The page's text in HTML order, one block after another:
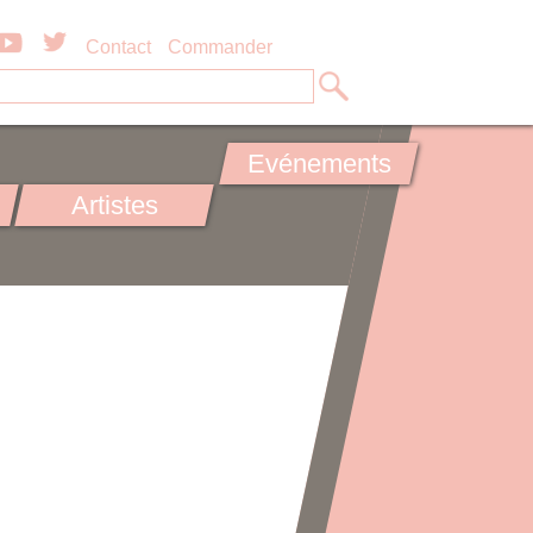
Contact Commander
Artistes
Evénements